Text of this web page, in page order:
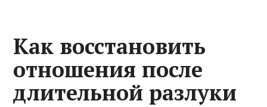
Как восстановить
отношения после
длительной разлуки